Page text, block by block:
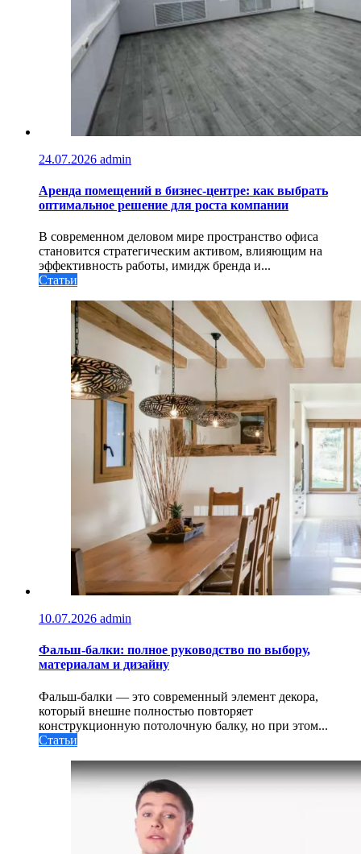
24.07.2026 admin
Аренда помещений в бизнес‑центре: как выбрать
оптимальное решение для роста компании
В современном деловом мире пространство офиса
становится стратегическим активом, влияющим на
эффективность работы, имидж бренда и...
Статьи
10.07.2026 admin
Фальш-балки: полное руководство по выбору,
материалам и дизайну
Фальш-балки — это современный элемент декора,
который внешне полностью повторяет
конструкционную потолочную балку, но при этом...
Статьи